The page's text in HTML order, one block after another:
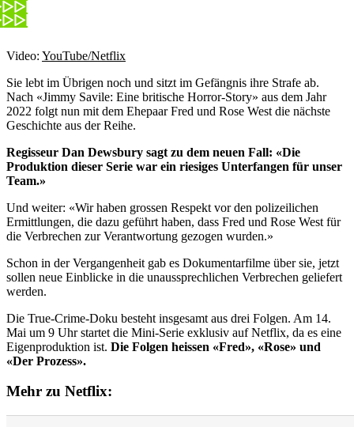
Video: YouTube/Netflix
Sie lebt im Übrigen noch und sitzt im Gefängnis ihre Strafe ab.
Nach «Jimmy Savile: Eine britische Horror-Story» aus dem Jahr
2022 folgt nun mit dem Ehepaar Fred und Rose West die nächste
Geschichte aus der Reihe.
Regisseur Dan Dewsbury sagt zu dem neuen Fall: «Die
Produktion dieser Serie war ein riesiges Unterfangen für unser
Team.»
Und weiter: «Wir haben grossen Respekt vor den polizeilichen
Ermittlungen, die dazu geführt haben, dass Fred und Rose West für
die Verbrechen zur Verantwortung gezogen wurden.»
Schon in der Vergangenheit gab es Dokumentarfilme über sie, jetzt
sollen neue Einblicke in die unaussprechlichen Verbrechen geliefert
werden.
Die True-Crime-Doku besteht insgesamt aus drei Folgen. Am 14.
Mai um 9 Uhr startet die Mini-Serie exklusiv auf Netflix, da es eine
Eigenproduktion ist. Die Folgen heissen «Fred», «Rose» und
«Der Prozess».
Mehr zu Netflix: